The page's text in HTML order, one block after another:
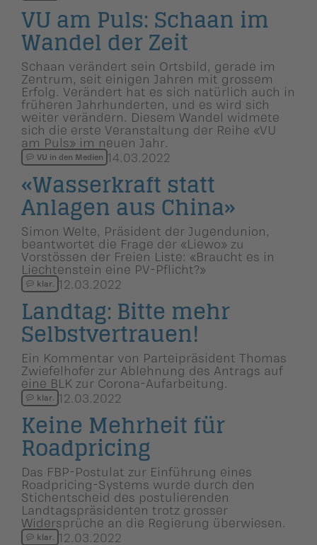
VU am Puls: Schaan im
Wandel der Zeit
Schaan verändert sein Ortsbild, gerade im
Zentrum, seit einigen Jahren mit grossem
Erfolg. Verändert hat es sich natürlich auch in
früheren Jahrhunderten, und es wird sich
weiter verändern. Diesem Wandel widmete
sich die erste Veranstaltung der Reihe «VU
am Puls» im neuen Jahr.
VU in den Medien 14.03.2022
«Wasserkraft statt
Anlagen aus China»
Simon Welte, Präsident der Jugendunion,
beantwortet die Frage der «Liewo» zu
Vorstössen der Freien Liste: «Braucht es in
Liechtenstein eine PV-Pflicht?»
klar. 12.03.2022
Landtag: Bitte mehr
Selbstver­trauen!
Ein Kommentar von Parteipräsident Thomas
Zwiefelhofer zur Ablehnung des Antrags auf
eine BLK zur Corona-Aufarbeitung.
klar. 12.03.2022
Keine Mehrheit für
Roadpricing
Das FBP-Postulat zur Einführung eines
Roadpricing-Systems wurde durch den
Stichentscheid des postulierenden
Landtagspräsidenten trotz grosser
Widersprüche an die Regierung überwiesen.
klar. 12.03.2022